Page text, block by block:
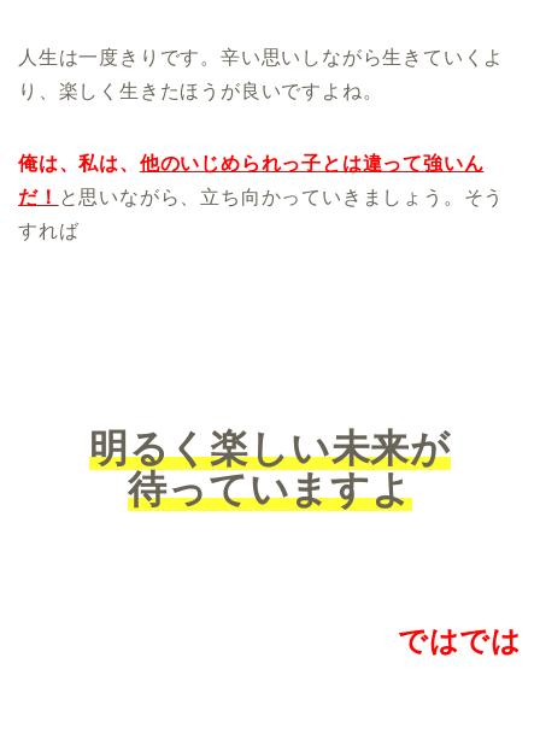
人生は一度きりです。辛い思いしながら生きていくよ
り、楽しく生きたほうが良いですよね。
俺は、私は、 他のいじめられっ子とは違って強いん
だ！ と思いながら、立ち向かっていきましょう。そう
すれば
明るく楽しい未来が
待っていますよ
ではでは